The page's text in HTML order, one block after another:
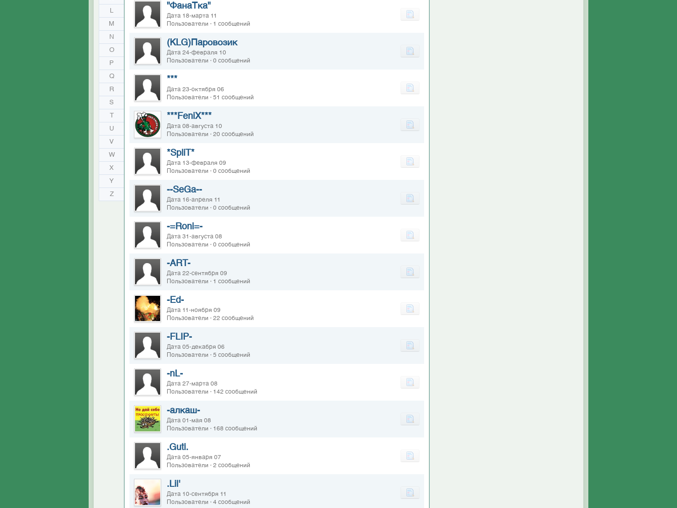
L
M
N
O
P
Q
R
S
T
U
V
W
X
Y
Z
"ФанаТка"
Дата 18-марта 11
Пользователи · 1 сообщений
(KLG)Паровозик
Дата 24-февраля 10
Пользователи · 0 сообщений
***
Дата 23-октября 06
Пользователи · 51 сообщений
***FeniX***
Дата 08-августа 10
Пользователи · 20 сообщений
*SpliT*
Дата 13-февраля 09
Пользователи · 0 сообщений
--SeGa--
Дата 16-апреля 11
Пользователи · 0 сообщений
-=Roni=-
Дата 31-августа 08
Пользователи · 0 сообщений
-ART-
Дата 22-сентября 09
Пользователи · 1 сообщений
-Ed-
Дата 11-ноября 09
Пользователи · 22 сообщений
-FLIP-
Дата 05-декабря 06
Пользователи · 5 сообщений
-nL-
Дата 27-марта 08
Пользователи · 142 сообщений
-алкаш-
Дата 01-мая 08
Пользователи · 168 сообщений
.Guti.
Дата 05-января 07
Пользователи · 2 сообщений
.Lil'
Дата 10-сентября 11
Пользователи · 4 сообщений